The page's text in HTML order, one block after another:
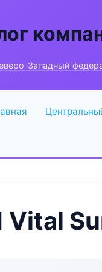
Западный
Vital